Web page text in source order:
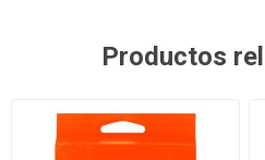
Productos